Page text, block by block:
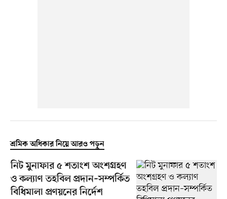
শ্রমিক অধিকার নিয়ে আরও পড়ুন
নিট মুনাফার ৫ শতাংশ অংশগ্রহণ
ও কল্যাণ তহবিল প্রদান–সম্পর্কিত
বিধিমালা প্রণয়নের নির্দেশ